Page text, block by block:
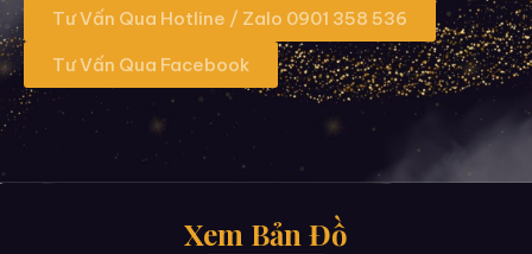
Tư Vấn Qua Hotline / Zalo 0901 358 536
Tư Vấn Qua Facebook
Xem Bản Đồ